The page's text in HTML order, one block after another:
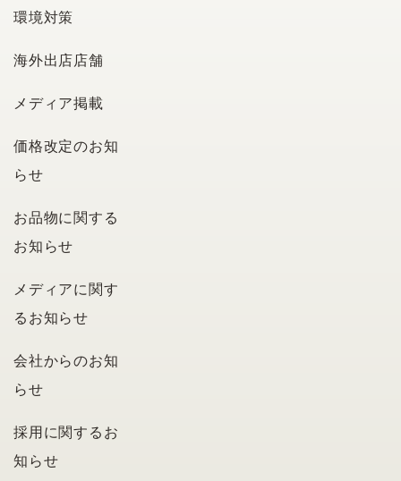
環境対策
海外出店店舗
メディア掲載
価格改定のお知
らせ
お品物に関する
お知らせ
メディアに関す
るお知らせ
会社からのお知
らせ
採用に関するお
知らせ